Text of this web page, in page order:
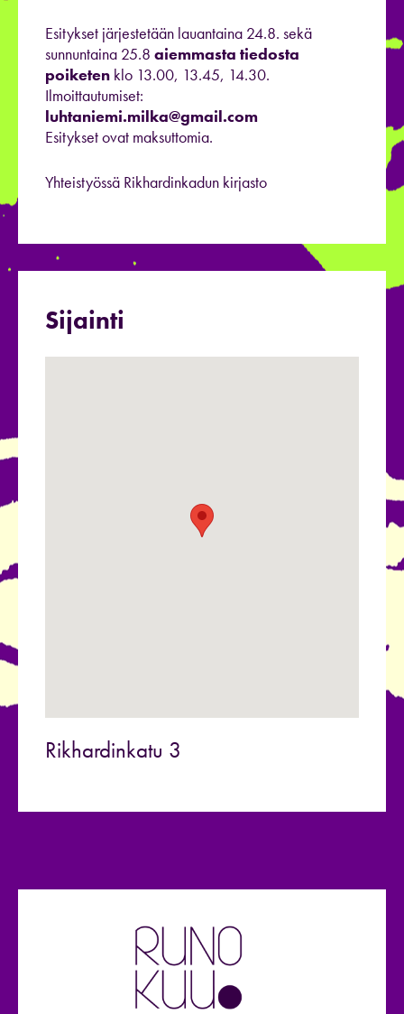
Esitykset järjestetään lauantaina 24.8. sekä
sunnuntaina 25.8 aiemmasta tiedosta
poiketen klo 13.00, 13.45, 14.30.
Ilmoittautumiset:
luhtaniemi.milka@gmail.com
Esitykset ovat maksuttomia.
Yhteistyössä Rikhardinkadun kirjasto
Sijainti
Rikhardinkatu 3